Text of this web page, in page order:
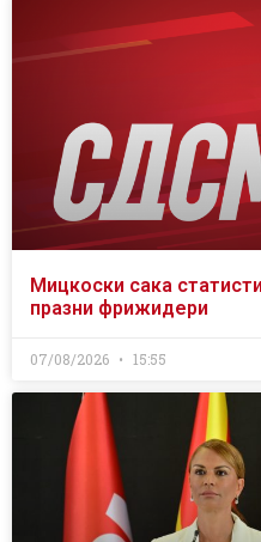
Мицкоски сака
празни фрижидери
07/08/2026 15:55